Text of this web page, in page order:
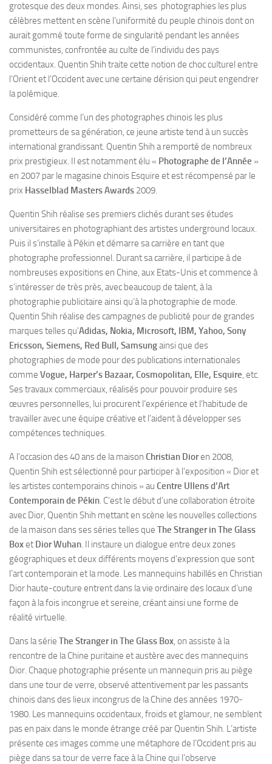
grotesque des deux mondes. Ainsi, ses photographies les plus
célèbres mettent en scène l’uniformité du peuple chinois dont on
aurait gommé toute forme de singularité pendant les années
communistes, confrontée au culte de l’individu des pays
occidentaux. Quentin Shih traite cette notion de choc culturel entre
l’Orient et l’Occident avec une certaine dérision qui peut engendrer
la polémique.
Considéré comme l’un des photographes chinois les plus
prometteurs de sa génération, ce jeune artiste tend à un succès
international grandissant. Quentin Shih a remporté de nombreux
prix prestigieux. Il est notamment élu « Photographe de l’Année »
en 2007 par le magasine chinois Esquire et est récompensé par le
prix Hasselblad Masters Awards 2009.
Quentin Shih réalise ses premiers clichés durant ses études
universitaires en photographiant des artistes underground locaux.
Puis il s’installe à Pékin et démarre sa carrière en tant que
photographe professionnel. Durant sa carrière, il participe à de
nombreuses expositions en Chine, aux Etats-Unis et commence à
s’intéresser de très près, avec beaucoup de talent, à la
photographie publicitaire ainsi qu’à la photographie de mode.
Quentin Shih réalise des campagnes de publicité pour de grandes
marques telles qu’Adidas, Nokia, Microsoft, IBM, Yahoo, Sony
Ericsson, Siemens, Red Bull, Samsungainsi que des
photographies de mode pour des publications internationales
comme Vogue, Harper’s Bazaar, Cosmopolitan, Elle, Esquire, etc.
Ses travaux commerciaux, réalisés pour pouvoir produire ses
œuvres personnelles, lui procurent l’expérience et l’habitude de
travailler avec une équipe créative et l’aident à développer ses
compétences techniques.
A l’occasion des 40 ans de la maison Christian Dioren 2008,
Quentin Shih est sélectionné pour participer à l’exposition « Dior et
les artistes contemporains chinois » au Centre Ullens d’Art
Contemporain de Pékin. C’est le début d’une collaboration étroite
avec Dior, Quentin Shih mettant en scène les nouvelles collections
de la maison dans ses séries telles que The Stranger in The Glass
Boxet Dior Wuhan. Il instaure un dialogue entre deux zones
géographiques et deux différents moyens d’expression que sont
l’art contemporain et la mode. Les mannequins habillés en Christian
Dior haute-couture entrent dans la vie ordinaire des locaux d’une
façon à la fois incongrue et sereine, créant ainsi une forme de
réalité virtuelle.
Dans la série The Stranger in The Glass Box, on assiste à la
rencontre de la Chine puritaine et austère avec des mannequins
Dior. Chaque photographie présente un mannequin pris au piège
dans une tour de verre, observé attentivement par les passants
chinois dans des lieux incongrus de la Chine des années 1970-
1980. Les mannequins occidentaux, froids et glamour, ne semblent
pas en paix dans le monde étrange créé par Quentin Shih. L’artiste
présente ces images comme une métaphore de l’Occident pris au
piège dans sa tour de verre face à la Chine qui l’observe